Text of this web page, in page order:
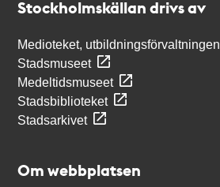
Stockholmskällan drivs av
Medioteket, utbildningsförvaltningen
Stadsmuseet
Medeltidsmuseet
Stadsbiblioteket
Stadsarkivet
Om webbplatsen